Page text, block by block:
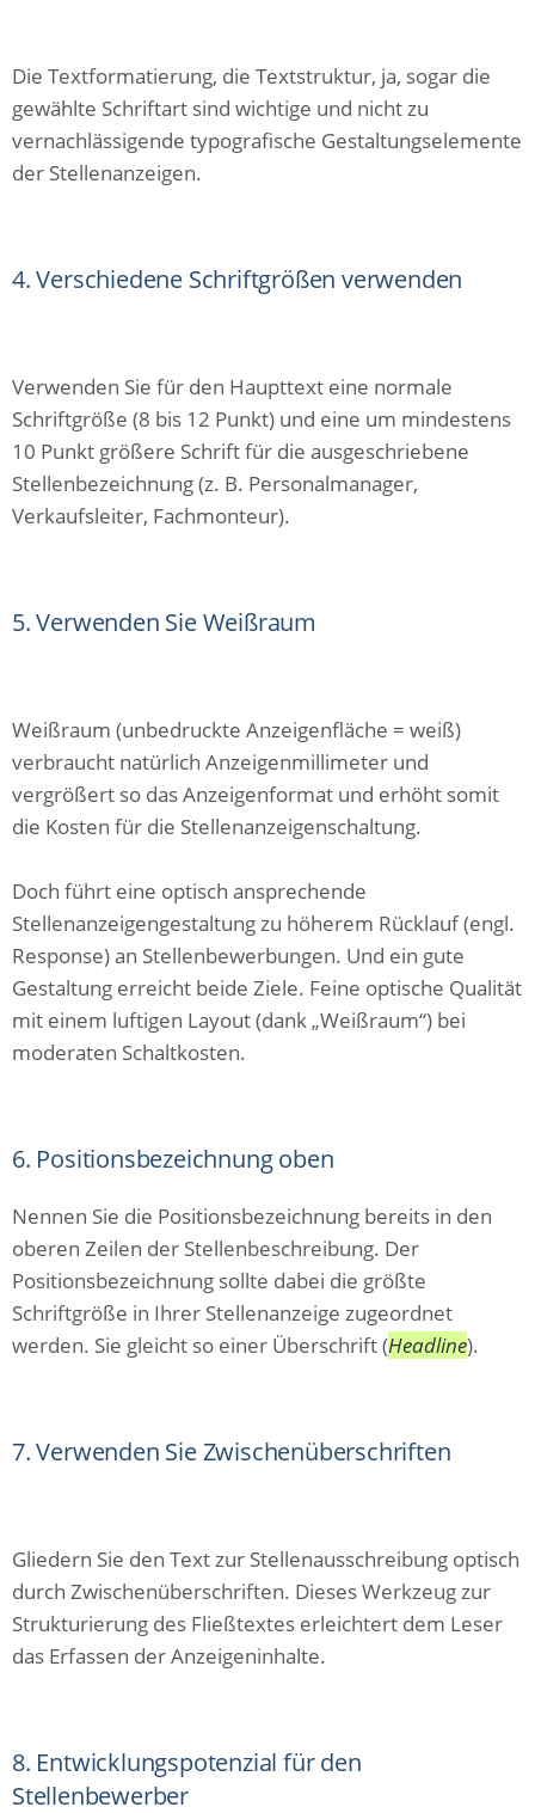
Die Textformatierung, die Textstruktur, ja, sogar die
gewählte Schriftart sind wichtige und nicht zu
vernachlässigende typografische Gestaltungselemente
der Stellenanzeigen.
4. Verschiedene Schriftgrößen verwenden
Verwenden Sie für den Haupttext eine normale
Schriftgröße (8 bis 12 Punkt) und eine um mindestens
10 Punkt größere Schrift für die ausgeschriebene
Stellenbezeichnung (z. B. Personalmanager,
Verkaufsleiter, Fachmonteur).
5. Verwenden Sie Weißraum
Weißraum (unbedruckte Anzeigenfläche = weiß)
verbraucht natürlich Anzeigenmillimeter und
vergrößert so das Anzeigenformat und erhöht somit
die Kosten für die Stellenanzeigenschaltung.
Doch führt eine optisch ansprechende
Stellenanzeigengestaltung zu höherem Rücklauf (engl.
Response) an Stellenbewerbungen. Und ein gute
Gestaltung erreicht beide Ziele. Feine optische Qualität
mit einem luftigen Layout (dank „Weißraum“) bei
moderaten Schaltkosten.
6. Positionsbezeichnung oben
Nennen Sie die Positionsbezeichnung bereits in den
oberen Zeilen der Stellenbeschreibung. Der
Positionsbezeichnung sollte dabei die größte
Schriftgröße in Ihrer Stellenanzeige zugeordnet
werden. Sie gleicht so einer Überschrift (Headline).
7. Verwenden Sie Zwischenüberschriften
Gliedern Sie den Text zur Stellenausschreibung optisch
durch Zwischenüberschriften. Dieses Werkzeug zur
Strukturierung des Fließtextes erleichtert dem Leser
das Erfassen der Anzeigeninhalte.
8. Entwicklungspotenzial für den
Stellenbewerber